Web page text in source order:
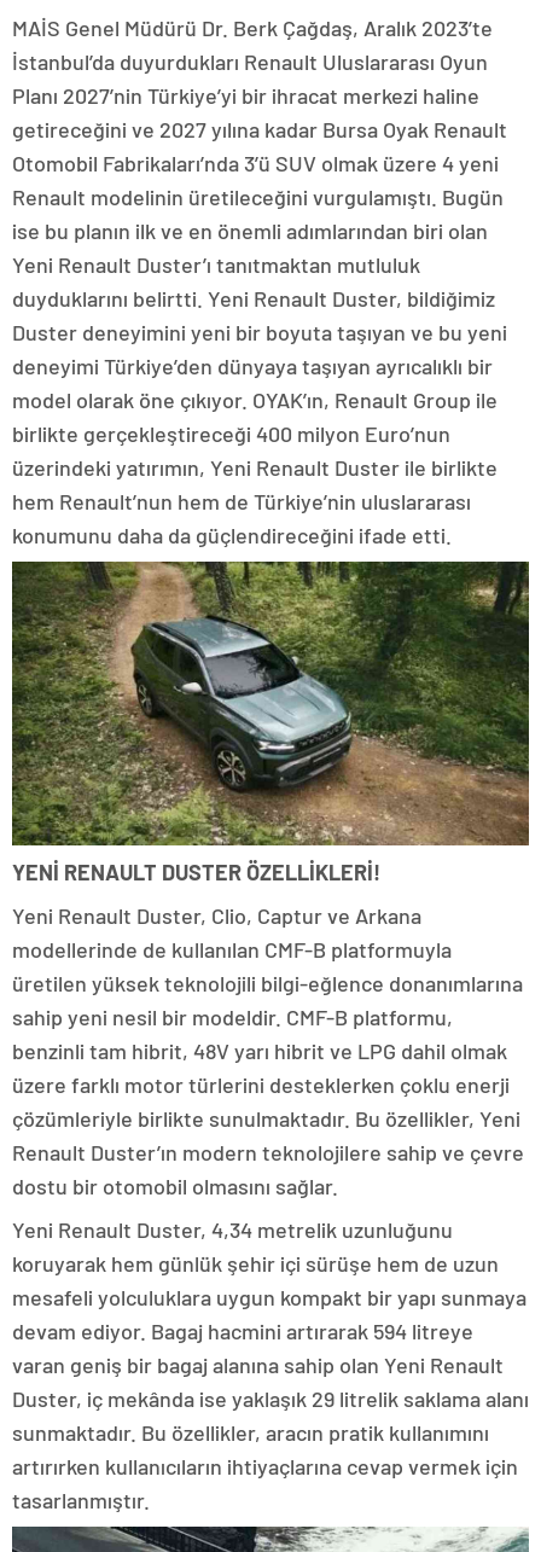
MAİS Genel Müdürü Dr. Berk Çağdaş, Aralık 2023’te
İstanbul’da duyurdukları Renault Uluslararası Oyun
Planı 2027’nin Türkiye’yi bir ihracat merkezi haline
getireceğini ve 2027 yılına kadar Bursa Oyak Renault
Otomobil Fabrikaları’nda 3’ü SUV olmak üzere 4 yeni
Renault modelinin üretileceğini vurgulamıştı. Bugün
ise bu planın ilk ve en önemli adımlarından biri olan
Yeni Renault Duster’ı tanıtmaktan mutluluk
duyduklarını belirtti. Yeni Renault Duster, bildiğimiz
Duster deneyimini yeni bir boyuta taşıyan ve bu yeni
deneyimi Türkiye’den dünyaya taşıyan ayrıcalıklı bir
model olarak öne çıkıyor. OYAK’ın, Renault Group ile
birlikte gerçekleştireceği 400 milyon Euro’nun
üzerindeki yatırımın, Yeni Renault Duster ile birlikte
hem Renault’nun hem de Türkiye’nin uluslararası
konumunu daha da güçlendireceğini ifade etti.
YENİ RENAULT DUSTER ÖZELLİKLERİ!
Yeni Renault Duster, Clio, Captur ve Arkana
modellerinde de kullanılan CMF-B platformuyla
üretilen yüksek teknolojili bilgi-eğlence donanımlarına
sahip yeni nesil bir modeldir. CMF-B platformu,
benzinli tam hibrit, 48V yarı hibrit ve LPG dahil olmak
üzere farklı motor türlerini desteklerken çoklu enerji
çözümleriyle birlikte sunulmaktadır. Bu özellikler, Yeni
Renault Duster’ın modern teknolojilere sahip ve çevre
dostu bir otomobil olmasını sağlar.
Yeni Renault Duster, 4,34 metrelik uzunluğunu
koruyarak hem günlük şehir içi sürüşe hem de uzun
mesafeli yolculuklara uygun kompakt bir yapı sunmaya
devam ediyor. Bagaj hacmini artırarak 594 litreye
varan geniş bir bagaj alanına sahip olan Yeni Renault
Duster, iç mekânda ise yaklaşık 29 litrelik saklama alanı
sunmaktadır. Bu özellikler, aracın pratik kullanımını
artırırken kullanıcıların ihtiyaçlarına cevap vermek için
tasarlanmıştır.